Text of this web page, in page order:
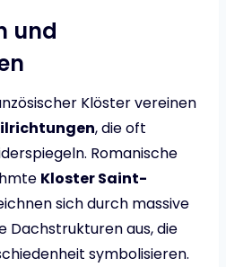
und
Klöster vereinen
, die oft
Romanische
Kloster Saint-
sich durch massive
Dachstrukturen aus, die
symbolisieren.